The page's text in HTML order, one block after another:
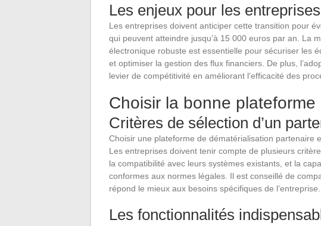
Les enjeux pour les
Les entreprises doivent anticiper cette transition pour
qui peuvent atteindre jusqu’à 15 000 euros par an. La
électronique robuste est essentielle pour sécuriser les
et optimiser la gestion des flux financiers. De plus,
levier de compétitivité en améliorant l’efficacité des
Choisir la bonne
Critères de sélection d’un
Choisir une plateforme de dématérialisation partenaire
Les entreprises doivent tenir compte de plusieurs
la compatibilité avec leurs systèmes existants, et la
conformes aux normes légales. Il est conseillé de
répond le mieux aux besoins spécifiques de l’entreprise.
Les fonctionnalités